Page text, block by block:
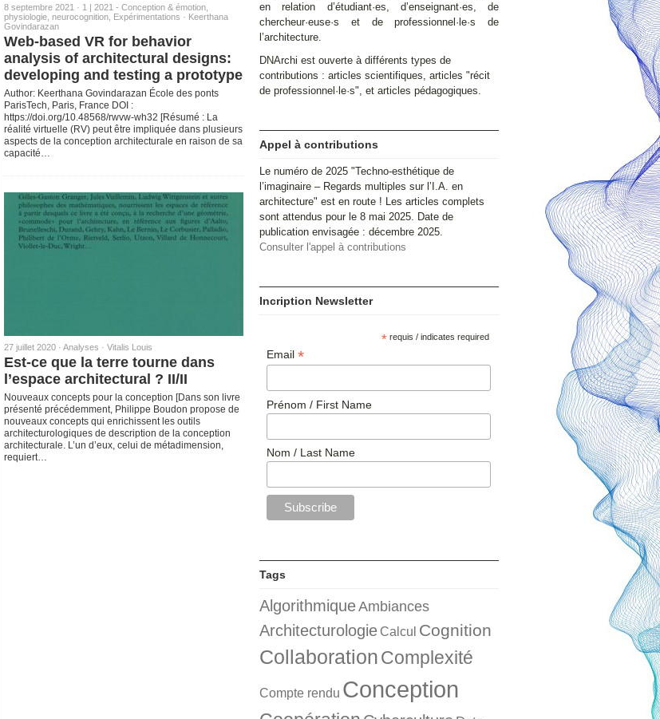
8 septembre 2021 · 1 | 2021 - Conception & émotion,
physiologie, neurocognition Expérimentations · Keerthana
Govindarazan
Web-based VR for behavior
analysis of architectural designs:
developing and testing a prototype
Author: Keerthana Govindarazan École des ponts
ParisTech, Paris, France DOI :
https://doi.org/10.48568/rwvw-wh32 [Résumé : La
réalité virtuelle (RV) peut être impliquée dans plusieurs
aspects de la conception architecturale en raison de sa
capacité…
27 juillet 2020 · Analyses · Vitalis Louis
Est-ce que la terre tourne dans
l’espace architectural ? II/II
Nouveaux concepts pour la conception [Dans son livre
présenté précédemment, Philippe Boudon propose de
nouveaux concepts qui enrichissent les outils
architecturologiques de description de la conception
architecturale. L’un d’eux, celui de métadimension,
requiert…
en relation d’étudiant·es, d’enseignant·es, de
chercheur·euse·s et de professionnel·le·s de
l’architecture.
DNArchi est ouverte à différents types de
contributions : articles scientifiques, articles "récit
de professionnel·le·s", et articles pédagogiques.
Appel à contributions
Le numéro de 2025 "Techno-esthétique de
l’imaginaire – Regards multiples sur l’I.A. en
architecture" est en route ! Les articles complets
sont attendus pour le 8 mai 2025. Date de
publication envisagée : décembre 2025.
Consulter l'appel à contributions
Incription Newsletter
* requis / indicates required
Email *
Prénom / First Name
Nom / Last Name
Tags
AlgorithmiqueAmbiances
Architecturologie Calcul Cognition
CollaborationComplexité
Compte rendu Conception